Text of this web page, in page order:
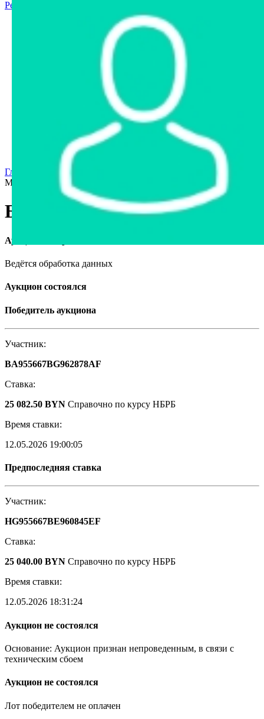
Регистрация
Интернет-магазин
Интернет-витрина
Арестованное имущество
Реестр несостоявшихся торгов
Реестр переоценок
Государственное имущество
Главная страница
МПУ, 2010
Беларус 320.4 МПУ, 2010
Аукцион завершён
Ведётся обработка данных
Аукцион состоялся
Победитель аукциона
Участник:
BA955667BG962878AF
Ставка:
25 082.50 BYN Справочно по курсу НБРБ
Время ставки:
12.05.2026 19:00:05
Предпоследняя ставка
Участник:
HG955667BE960845EF
Ставка:
25 040.00 BYN Справочно по курсу НБРБ
Время ставки:
12.05.2026 18:31:24
Аукцион не состоялся
Основание: Аукцион признан непроведенным, в связи с
техническим сбоем
Аукцион не состоялся
Лот победителем не оплачен